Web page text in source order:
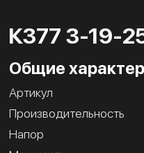
К377 3-19-
Общие
Артикул
Производительность
Напор